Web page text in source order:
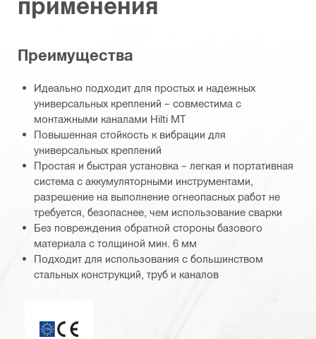
применения
Преимущества
Идеально подходит для простых и надежных
универсальных креплений – совместима с
монтажными каналами Hilti MT
Повышенная стойкость к вибрации для
универсальных креплений
Простая и быстрая установка – легкая и портативная
система с аккумуляторными инструментами,
разрешение на выполнение огнеопасных работ не
требуется, безопаснее, чем использование сварки
Без повреждения обратной стороны базового
материала с толщиной мин. 6 мм
Подходит для использования с большинством
стальных конструкций, труб и каналов